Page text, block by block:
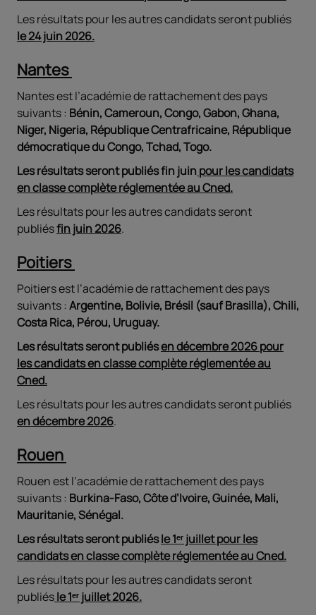
Les résultats pour les autres candidats seront publiés
le 24 juin 2026.
Nantes
Nantes est l’académie de rattachement des pays
suivants : Bénin, Cameroun, Congo, Gabon, Ghana,
Niger, Nigeria, République Centrafricaine, République
démocratique du Congo, Tchad, Togo.
Les résultats seront publiés fin juinpour les candidats
en classe complète réglementée au Cned.
Les résultats pour les autres candidats seront
publiésfin juin 2026.
Poitiers
Poitiers est l’académie de rattachement des pays
suivants : Argentine, Bolivie, Brésil (sauf Brasilla), Chili,
Costa Rica, Pérou, Uruguay.
Les résultats seront publiésen décembre 2026 pour
les candidats en classe complète réglementée au
Cned.
Les résultats pour les autres candidats seront publiés
en décembre 2026.
Rouen
Rouen est l’académie de rattachement des pays
suivants : Burkina-Faso, Côte d’Ivoire, Guinée, Mali,
Mauritanie, Sénégal.
Les résultats seront publiésle 1ᵉʳ juillet pour les
candidats en classe complète réglementée au Cned.
Les résultats pour les autres candidats seront
publiésle 1ᵉʳ juillet 2026.